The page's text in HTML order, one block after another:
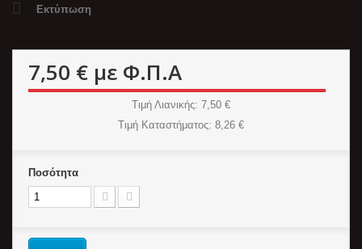
Εκτύπωση
7,50 € με Φ.Π.Α
Τιμή Λιανικής: 7,50 €
Τιμή Καταστήματος: 8,26 €
Ποσότητα